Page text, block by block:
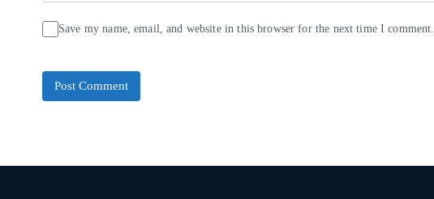
Save my name, email, and website in this browser for the next time I comment.